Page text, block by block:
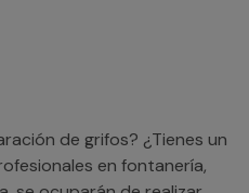
de grifos? ¿Tienes un
en fontanería,